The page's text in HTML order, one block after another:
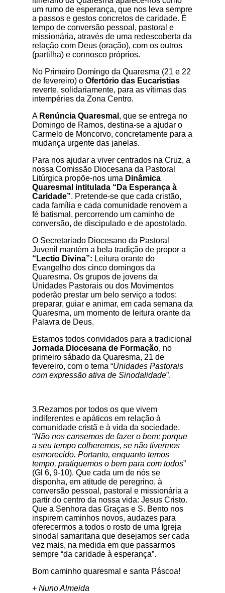
um rumo de esperança, que nos leva sempre
a passos e gestos concretos de caridade. É
tempo de conversão pessoal, pastoral e
missionária, através de uma redescoberta da
relação com Deus (oração), com os outros
(partilha) e connosco próprios.
No Primeiro Domingo da Quaresma (21 e 22
de fevereiro) o Ofertório das Eucaristias
reverte, solidariamente, para as vítimas das
intempéries da Zona Centro.
A Renúncia Quaresmal , que se entrega no
Domingo de Ramos, destina-se a ajudar o
Carmelo de Moncorvo, concretamente para a
mudança urgente das janelas.
Para nos ajudar a viver centrados na Cruz, a
nossa Comissão Diocesana da Pastoral
Litúrgica propõe-nos uma Dinâmica
Quaresmal intitulada “Da Esperança à
Caridade”. Pretende-se que cada cristão,
cada família e cada comunidade renovem a
fé batismal, percorrendo um caminho de
conversão, de discipulado e de apostolado.
O Secretariado Diocesano da Pastoral
Juvenil mantém a bela tradição de propor a
“Lectio Divina”: Leitura orante do
Evangelho dos cinco domingos da
Quaresma. Os grupos de jovens da
Unidades Pastorais ou dos Movimentos
poderão prestar um belo serviço a todos:
preparar, guiar e animar, em cada semana da
Quaresma, um momento de leitura orante da
Palavra de Deus.
Estamos todos convidados para a tradicional
Jornada Diocesana de Formação, no
primeiro sábado da Quaresma, 21 de
fevereiro, com o tema “Unidades Pastorais
com expressão ativa de Sinodalidade”.
3.Rezamos por todos os que vivem
indiferentes e apáticos em relação à
comunidade cristã e à vida da sociedade.
“Não nos cansemos de fazer o bem; porque
a seu tempo colheremos, se não tivermos
esmorecido. Portanto, enquanto temos
tempo, pratiquemos o bem para com todos”
(Gl 6, 9-10). Que cada um de nós se
disponha, em atitude de peregrino, à
conversão pessoal, pastoral e missionária a
partir do centro da nossa vida: Jesus Cristo.
Que a Senhora das Graças e S. Bento nos
inspirem caminhos novos, audazes para
oferecermos a todos o rosto de uma Igreja
sinodal samaritana que desejamos ser cada
vez mais, na medida em que passarmos
sempre “da caridade à esperança”.
Bom caminho quaresmal e santa Páscoa!
+ Nuno Almeida